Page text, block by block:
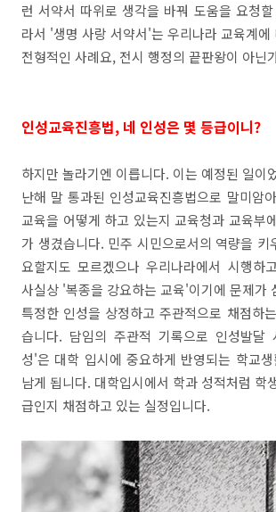
런 서약서 따위로 생각을 바꿔 도움을 요청
라서 '생명 사랑 서약서'는 우리나라 교육계에
전형적인 사례요, 전시 행정의 끝판왕이 아닌
인성교육진흥법, 네 인성은 몇 등급이니?
하지만 놀라기엔 이릅니다. 이는 예정된 일이
난해 말 통과된 인성교육진흥법으로 말미암
교육을 어떻게 하고 있는지 교육청과 교육부
가 생겼습니다. 민주 시민으로서의 역량을 키
요할지도 모르겠으나 우리나라에서 시행하
사실상 '복종을 강요하는 교육'이기에 문제가
특정한 인성을 상정하고 주관적으로 채점하
습니다. 담임의 주관적 기록으로 인성발달
성'은 대학 입시에 중요하게 반영되는 학교
남게 됩니다. 대학입시에서 학과 성적처럼 학
급인지 채점하고 있는 실정입니다.